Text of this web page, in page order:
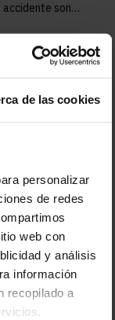
de las cookies
personalizar
de redes
web con
y análisis
información
recopilado a
accidente son…
de los
en luces,